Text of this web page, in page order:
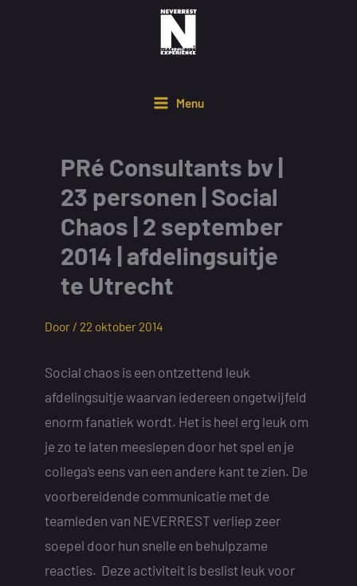
Menu
PRé Consultants bv |
23 personen | Social
Chaos | 2 september
2014 | afdelingsuitje
te Utrecht
Door / 22 oktober 2014
Social chaos is een ontzettend leuk
afdelingsuitje waarvan iedereen ongetwijfeld
enorm fanatiek wordt. Het is heel erg leuk om
je zo te laten meeslepen door het spel en je
collega’s eens van een andere kant te zien. De
voorbereidende communicatie met de
teamleden van NEVERREST verliep zeer
soepel door hun snelle en behulpzame
reacties. Deze activiteit is beslist leuk voor